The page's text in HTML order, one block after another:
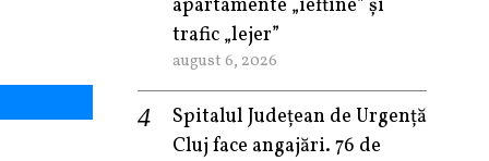
apartamente „ieftine” și
trafic „lejer”
august 6, 2026
Spitalul Județean de Urgență
Cluj face angajări. 76 de